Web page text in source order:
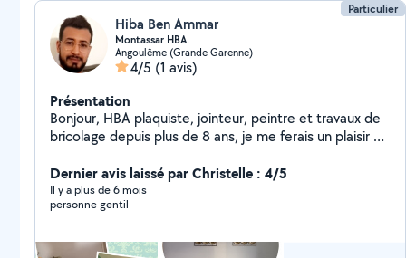
Particulier
Hiba Ben Ammar
Montassar HBA.
Angoulême (Grande Garenne)
4/5 (1 avis)
Présentation
Bonjour, HBA plaquiste, jointeur, peintre et travaux de
bricolage depuis plus de 8 ans, je me ferais un plaisir de
Dernier avis laissé par Christelle : 4/5
Il y a plus de 6 mois
personne gentil